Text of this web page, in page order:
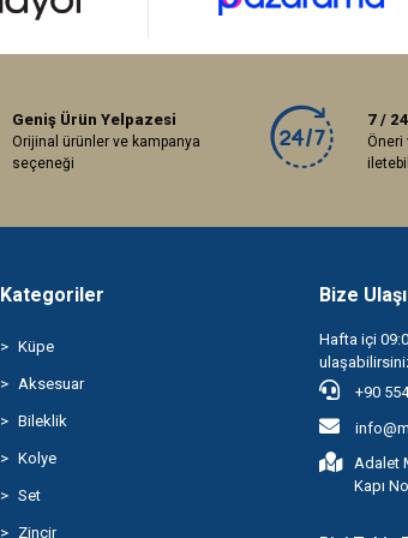
Geniş Ürün Yelpazesi
Orijinal ürünler ve kampanya
seçeneği
7 /
Öneri
Kategoriler
Küpe
Aksesuar
Bileklik
Kolye
Set
Zincir
Bize
Hafta içi
+90
Adalet
Kapı